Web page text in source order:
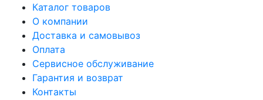
Каталог товаров
О компании
Доставка и самовывоз
Оплата
Сервисное обслуживание
Гарантия и возврат
Контакты